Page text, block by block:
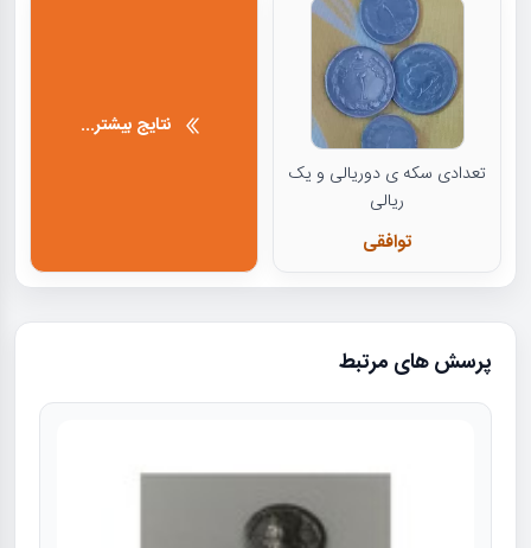
تعدادی سکه ی دوریالی و یک
ریالی
توافقی
نتایج بیشتر...
پرسش های مرتبط